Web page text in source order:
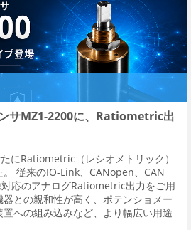
サMZ1-2200に、Ratiometric出
にRatiometric（レシオメトリック）
従来のIO-Link、CANopen、CAN
対応のアナログRatiometric出力をご用
との親和性が高く、ポテンショメー
への組み込みなど、より幅広い用途